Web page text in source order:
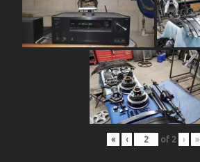
« ‹ of 2 › »